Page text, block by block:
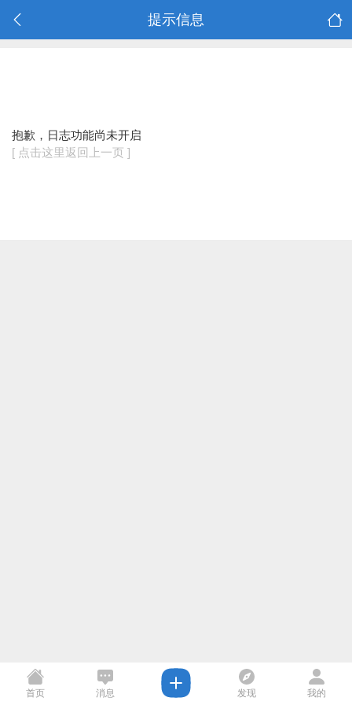
提示信息
抱歉，日志功能尚未开启
[ 点击这里返回上一页 ]
首页 消息 发现 我的